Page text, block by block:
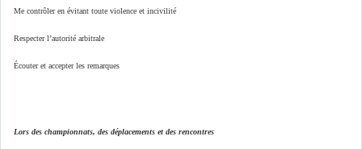
Me contrôler en évitant toute violence et incivilité
Respecter l’autorité arbitrale
Écouter et accepter les remarques
Lors des championnats, des déplacements et des rencontres